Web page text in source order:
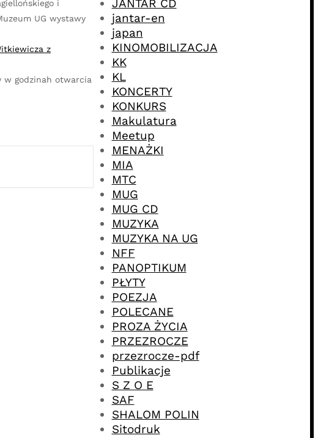
i
UG wystawy
z
w godzinah otwarcia
JANTAR CD
jantar-en
japan
KINOMOBILIZACJA
KK
KL
KONCERTY
KONKURS
Makulatura
Meetup
MENAŻKI
MIA
MTC
MUG
MUG CD
MUZYKA
MUZYKA NA UG
NFF
PANOPTIKUM
PŁYTY
POEZJA
POLECANE
PROZA ŻYCIA
PRZEZROCZE
przezrocze-pdf
Publikacje
S Z O E
SAF
SHALOM POLIN
Sitodruk